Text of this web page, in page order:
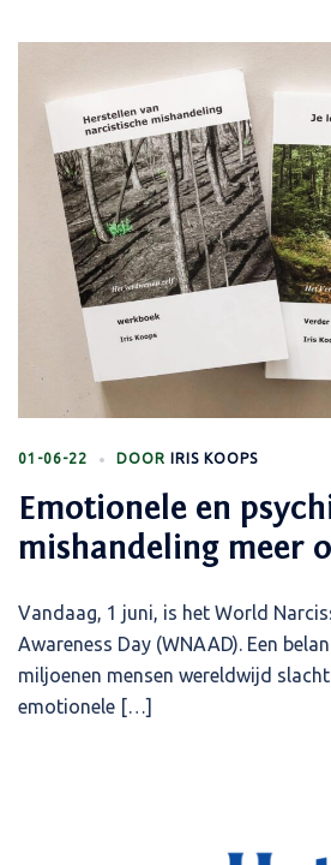
01-06-22 DOOR IRIS KOOPS
Emotionele en
mishandeling meer
Vandaag, 1 juni, is het World
Awareness Day (WNAAD). Een
miljoenen mensen wereldwijd
emotionele […]